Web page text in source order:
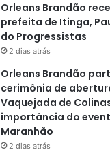
Orleans Brandão
prefeita de Itinga,
do Progressistas
2 dias atrás
Orleans Brandão
cerimônia de
Vaquejada de
importância do
Maranhão
2 dias atrás